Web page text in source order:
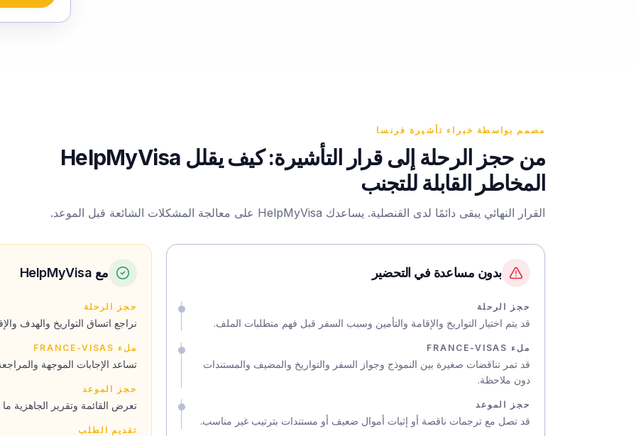
مصمم بواسطة خبراء تأشيرة فرنسا
من حجز الرحلة إلى قرار التأشيرة: كيف يقلل HelpMyVisa
المخاطر القابلة للتجنب
القرار النهائي يبقى دائمًا لدى القنصلية. يساعدك HelpMyVisa على معالجة المشكلات الشائعة قبل الموعد.
بدون مساعدة في التحضير
حجز الرحلة
قد يتم اختيار التواريخ والإقامة والتأمين وسبب السفر قبل فهم متطلبات الملف.
ملء FRANCE-VISAS
قد تمر تناقضات صغيرة بين النموذج وجواز السفر والتواريخ والمضيف والمستندات
دون ملاحظة.
حجز الموعد
قد تصل مع ترجمات ناقصة أو إثبات أموال ضعيف أو مستندات بترتيب غير مناسب.
مع HelpMyVisa
حجز الرحلة
نراجع اتساق التواريخ والهدف
ملء FRANCE-VISAS
تساعد الإجابات الموجهة
حجز الموعد
تعرض القائمة وتقرير الجاهزية
تقديم الطلب